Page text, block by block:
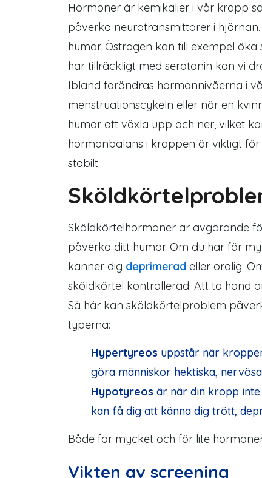
Hormoner är kemikalier i vår kropp
påverka neurotransmittorer i
humör. Östrogen kan till exempel
har tillräckligt med serotonin kan vi
Ibland förändras hormonnivåerna i
menstruationscykeln eller när en
humör att växla upp och ner, vilket
hormonbalans i kroppen är viktigt
stabilt.
Sköldkörtelhormoner är avgörande
påverka ditt humör. Om du har för
känner dig deprimerad eller orolig.
sköldkörtel kontrollerad. Att ta hand
Så här kan sköldkörtelproblem
typerna:
Hypertyreos uppstår när
göra människor hektiska,
Hypotyreos är när din kropp
kan få dig att känna dig trött,
Både för mycket och för lite
Vikten av screening